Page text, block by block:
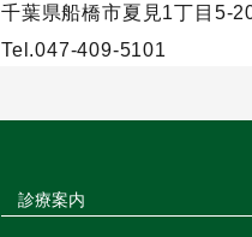
千葉県船橋市夏見1丁目5-
Tel.047-409-5101
診療案内